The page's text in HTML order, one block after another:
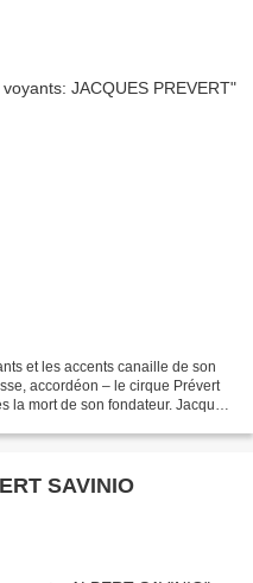
et les accents canaille de son
accordéon – le cirque Prévert
la mort de son fondateur. Jacques
SAVINIO